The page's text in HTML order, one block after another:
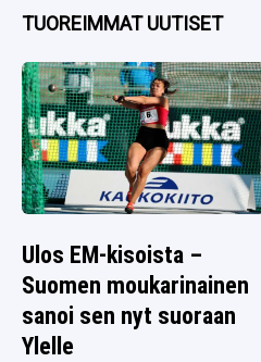
TUOREIMMAT UUTISET
Ulos EM-kisoista –
Suomen moukarinainen
sanoi sen nyt suoraan
Ylelle